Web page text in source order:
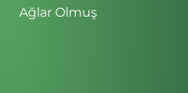
Ağlar Olmuş